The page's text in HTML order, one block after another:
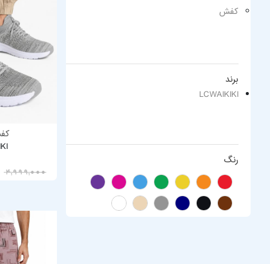
کفش
برند
LCWAIKIKI
رنگ
4,999,000
3,999,200